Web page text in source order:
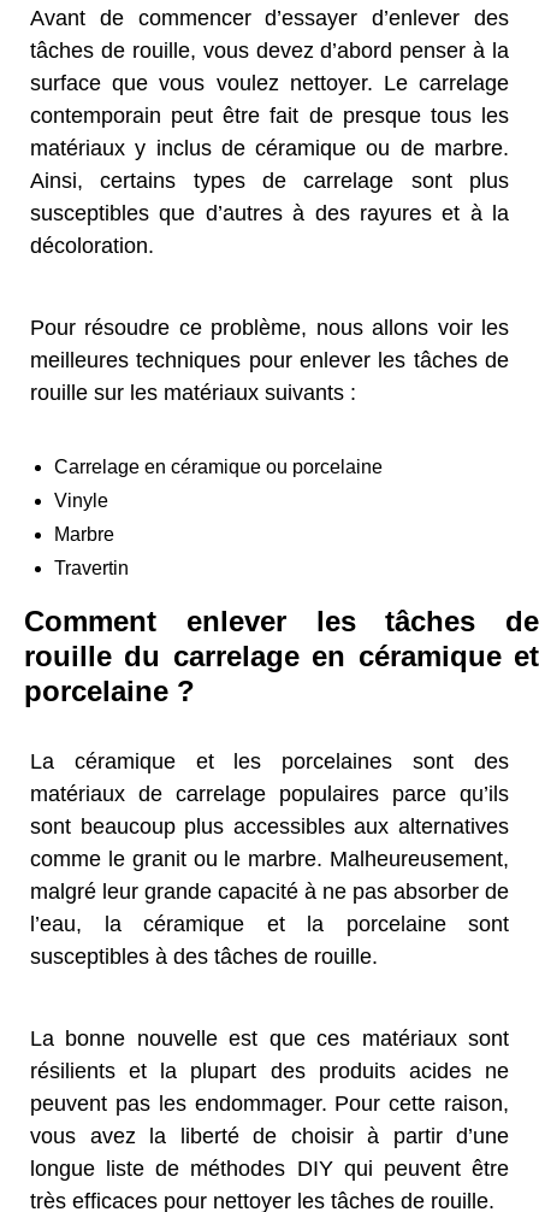
Avant de commencer d’essayer d’enlever des
tâches de rouille, vous devez d’abord penser à la
surface que vous voulez nettoyer. Le carrelage
contemporain peut être fait de presque tous les
matériaux y inclus de céramique ou de marbre.
Ainsi, certains types de carrelage sont plus
susceptibles que d’autres à des rayures et à la
décoloration.
Pour résoudre ce problème, nous allons voir les
meilleures techniques pour enlever les tâches de
rouille sur les matériaux suivants :
Carrelage en céramique ou porcelaine
Vinyle
Marbre
Travertin
Comment enlever les tâches de
rouille du carrelage en céramique et
porcelaine ?
La céramique et les porcelaines sont des
matériaux de carrelage populaires parce qu’ils
sont beaucoup plus accessibles aux alternatives
comme le granit ou le marbre. Malheureusement,
malgré leur grande capacité à ne pas absorber de
l’eau, la céramique et la porcelaine sont
susceptibles à des tâches de rouille.
La bonne nouvelle est que ces matériaux sont
résilients et la plupart des produits acides ne
peuvent pas les endommager. Pour cette raison,
vous avez la liberté de choisir à partir d’une
longue liste de méthodes DIY qui peuvent être
très efficaces pour nettoyer les tâches de rouille.